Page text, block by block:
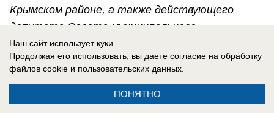
Крымском районе, а также действующего
депутата Совета муниципального
образования Крымский район Юрия Смазнова.
Его подозревают в коммерческом подкупе. Если
анапских электросетей грозит до 12 лет
Наш сайт использует куки.
Продолжая его использовать, вы даете согласие на обработку
файлов cookie и пользовательских данных.
ПОНЯТНО